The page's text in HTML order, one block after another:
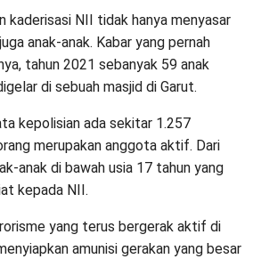
kaderisasi NII tidak hanya menyasar
anak-anak. Kabar yang pernah
tahun 2021 sebanyak 59 anak
di sebuah masjid di Garut.
kepolisian ada sekitar 1.257
merupakan anggota aktif. Dari
anak di bawah usia 17 tahun yang
kepada NII.
yang terus bergerak aktif di
amunisi gerakan yang besar